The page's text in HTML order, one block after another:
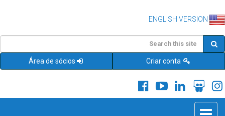
ENGLISH VERSION
Área de sócios Criar conta
Toggle